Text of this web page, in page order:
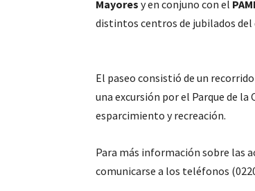
Mayores y en conjuno con el PAMI
distintos centros de jubilados
El paseo consistió de un
una excursión por el Parque de
esparcimiento y recreación.
Para más información sobre las
comunicarse a los teléfonos